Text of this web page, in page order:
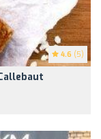
4.6 (5)